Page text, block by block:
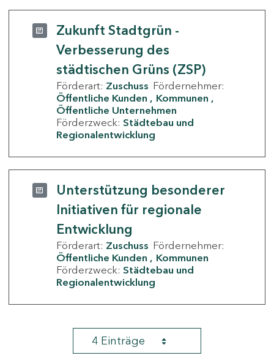
Zukunft Stadtgrün -
Verbesserung des
städtischen Grüns (ZSP)
Förderart: Zuschuss Fördernehmer:
Öffentliche Kunden
Kommunen
Öffentliche Unternehmen
Förderzweck: Städtebau und
Regionalentwicklung
Unterstützung besonderer
Initiativen für regionale
Entwicklung
Förderart: Zuschuss Fördernehmer:
Öffentliche Kunden
Kommunen
Förderzweck: Städtebau und
Regionalentwicklung
4 Einträge